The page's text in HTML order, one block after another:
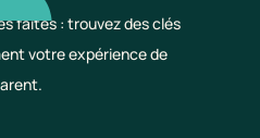
faites : trouvez des clés
votre expérience de